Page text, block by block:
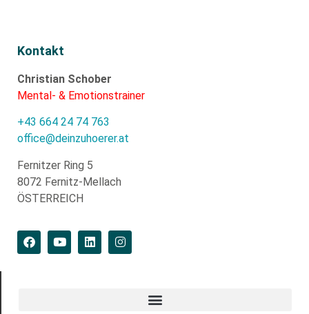
Kontakt
Christian Schober
Mental- & Emotionstrainer
+43 664 24 74 763
office@deinzuhoerer.at
Fernitzer Ring 5
8072 Fernitz-Mellach
ÖSTERREICH